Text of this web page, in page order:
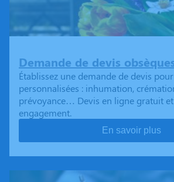
Demande de devis
Établissez une demande de devis
personnalisées : inhumation,
prévoyance… Devis en ligne gratuit et
engagement.
En savoir plus